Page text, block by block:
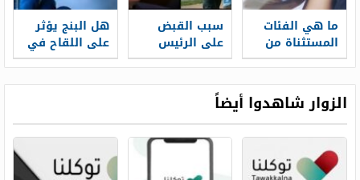
ما هي الفئات
المستثناة من
لقاح كورونا
سبب القبض
على الرئيس
التنفيذي
الأمريكية
هل البنج يؤثر
على اللقاح في
التخدير العام
الزوار شاهدوا أيضاً